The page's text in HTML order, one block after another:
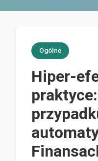
Ogólne
Hiper-